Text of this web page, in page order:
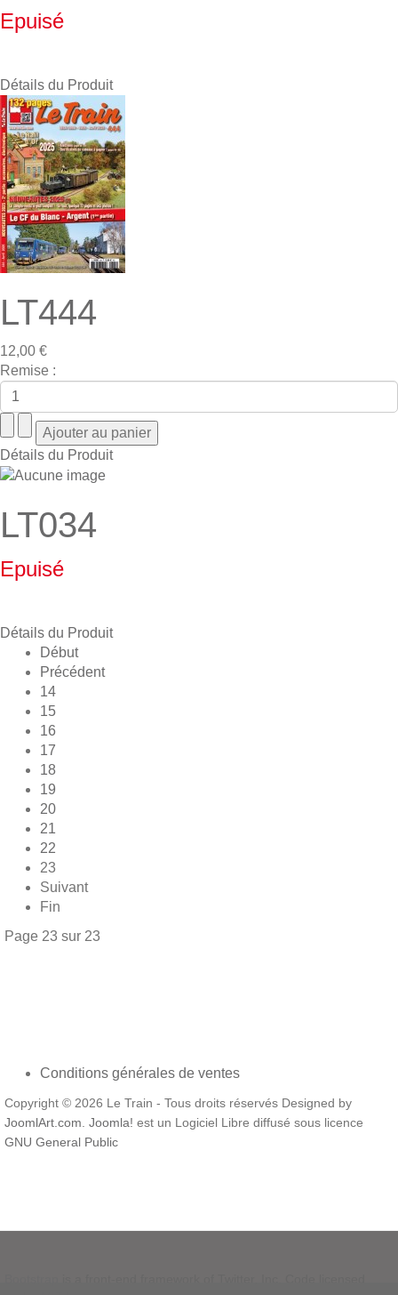
Epuisé
Détails du Produit
LT444
12,00 €
Remise :
Détails du Produit
LT034
Epuisé
Détails du Produit
Début
Précédent
14
15
16
17
18
19
20
21
22
23
Suivant
Fin
Page 23 sur 23
Conditions générales de ventes
Copyright © 2026 Le Train - Tous droits réservés Designed by
JoomlArt.com Joomla! est un Logiciel Libre diffusé sous licence
GNU General Public